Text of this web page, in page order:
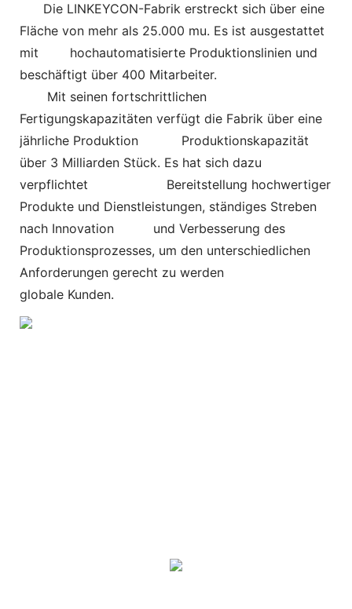
Die LINKEYCON-Fabrik erstreckt sich über eine
Fläche von mehr als 25.000 mu. Es ist ausgestattet
mit
hochautomatisierte Produktionslinien und
beschäftigt über 400 Mitarbeiter.
Mit seinen fortschrittlichen
Fertigungskapazitäten verfügt die Fabrik über eine
jährliche Produktion
Produktionskapazität
über 3 Milliarden Stück. Es hat sich dazu
verpflichtet
Bereitstellung hochwertiger
Produkte und Dienstleistungen, ständiges Streben
nach Innovation und Verbesserung des
Produktionsprozesses, um den unterschiedlichen
Anforderungen gerecht zu werden
globale Kunden.